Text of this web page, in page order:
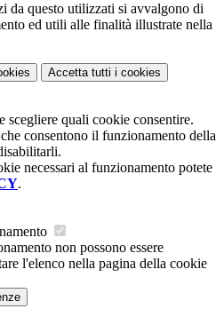
da questo utilizzati si avvalgono di
ed utili alle finalità illustrate nella
Accetta tutti i cookies
scegliere quali cookie consentire.
consentono il funzionamento della
necessari al funzionamento potete
.
non possono essere
l'elenco nella pagina della cookie